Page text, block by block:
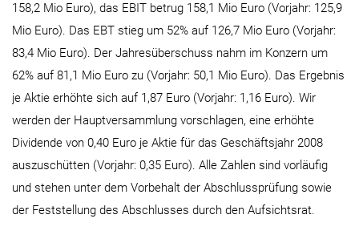
158,2 Mio Euro), das EBIT betrug 158,1 Mio Euro (Vorjahr: 125,9
Mio Euro). Das EBT stieg um 52% auf 126,7 Mio Euro (Vorjahr:
83,4 Mio Euro). Der Jahresüberschuss nahm im Konzern um
62% auf 81,1 Mio Euro zu (Vorjahr: 50,1 Mio Euro). Das Ergebnis
je Aktie erhöhte sich auf 1,87 Euro (Vorjahr: 1,16 Euro). Wir
werden der Hauptversammlung vorschlagen, eine erhöhte
Dividende von 0,40 Euro je Aktie für das Geschäftsjahr 2008
auszuschütten (Vorjahr: 0,35 Euro). Alle Zahlen sind vorläufig
und stehen unter dem Vorbehalt der Abschlussprüfung sowie
der Feststellung des Abschlusses durch den Aufsichtsrat.